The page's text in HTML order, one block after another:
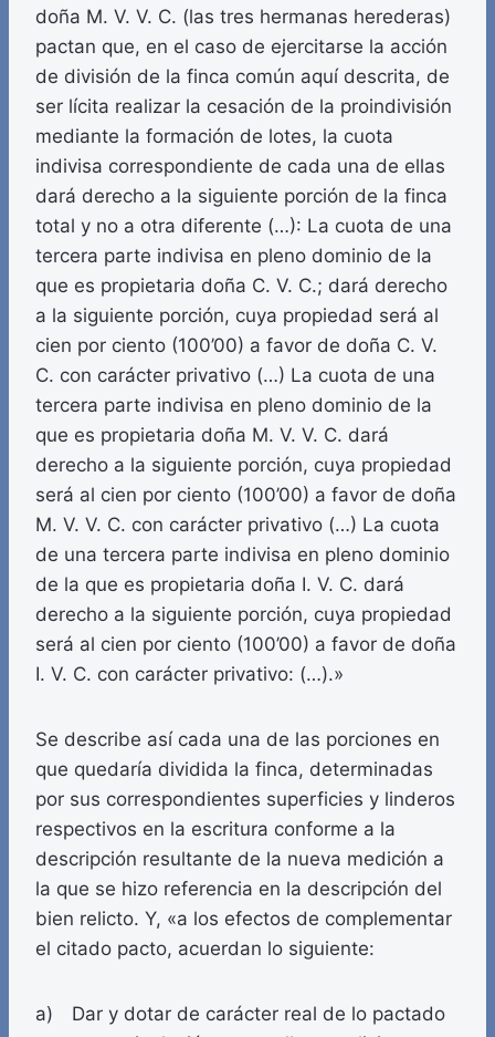
doña M. V. V. C. (las tres hermanas herederas)
pactan que, en el caso de ejercitarse la acción
de división de la finca común aquí descrita, de
ser lícita realizar la cesación de la proindivisión
mediante la formación de lotes, la cuota
indivisa correspondiente de cada una de ellas
dará derecho a la siguiente porción de la finca
total y no a otra diferente (…): La cuota de una
tercera parte indivisa en pleno dominio de la
que es propietaria doña C. V. C.; dará derecho
a la siguiente porción, cuya propiedad será al
cien por ciento (100’00) a favor de doña C. V.
C. con carácter privativo (…) La cuota de una
tercera parte indivisa en pleno dominio de la
que es propietaria doña M. V. V. C. dará
derecho a la siguiente porción, cuya propiedad
será al cien por ciento (100’00) a favor de doña
M. V. V. C. con carácter privativo (…) La cuota
de una tercera parte indivisa en pleno dominio
de la que es propietaria doña I. V. C. dará
derecho a la siguiente porción, cuya propiedad
será al cien por ciento (100’00) a favor de doña
I. V. C. con carácter privativo: (…).»
Se describe así cada una de las porciones en
que quedaría dividida la finca, determinadas
por sus correspondientes superficies y linderos
respectivos en la escritura conforme a la
descripción resultante de la nueva medición a
la que se hizo referencia en la descripción del
bien relicto. Y, «a los efectos de complementar
el citado pacto, acuerdan lo siguiente:
a) Dar y dotar de carácter real de lo pactado